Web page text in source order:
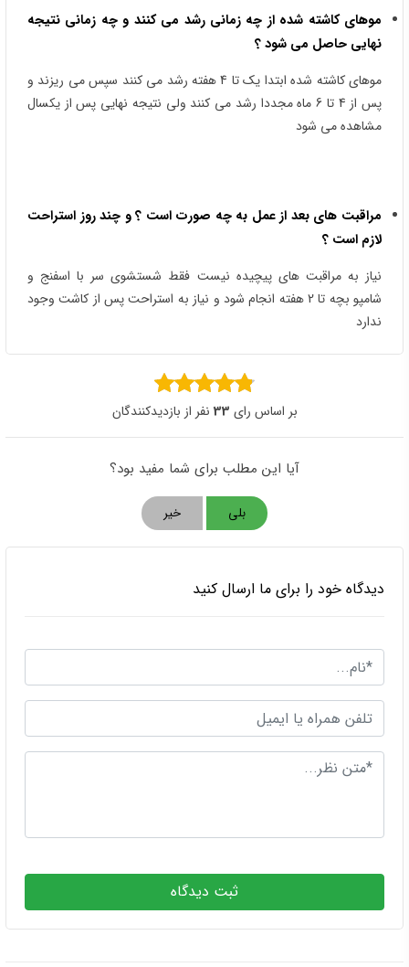
موهای کاشته شده از چه زمانی رشد می کنند و چه زمانی نتیجه
نهایی حاصل می شود ؟
موهای کاشته شده ابتدا یک تا 4 هفته رشد می کنند سپس می ریزند و
پس از 4 تا 6 ماه مجددا رشد می کنند ولی نتیجه نهایی پس از یکسال
مشاهده می شود
مراقبت های بعد از عمل به چه صورت است ؟ و چند روز استراحت
لازم است ؟
نیاز به مراقبت های پیچیده نیست فقط شستشوی سر با اسفنج و
شامپو بچه تا 2 هفته انجام شود و نیاز به استراحت پس از کاشت وجود
ندارد
بر اساس رای 33 نفر از بازدیدکنندگان
آیا این مطلب برای شما مفید بود؟
بلی خیر
دیدگاه خود را برای ما ارسال کنید
ثبت دیدگاه